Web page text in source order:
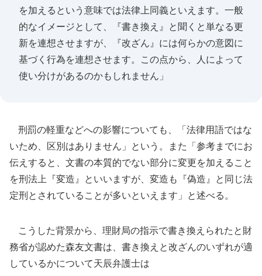
を加えるという意味では法律上同義といえます。一般
的なイメージとして、『書き換え』と聞くと単なる更
新を連想させますが、『改ざん』には何らかの意図に
基づく行為を連想させます。この点から、人によって
使い分けがあるのかもしれません」
刑罰の軽重などへの影響についても、「法律用語ではな
いため、区別はありません」という。また「参考までにお
伝えすると、文書の本質的でない部分に変更を加えること
を刑法上『変造』といいますが、変造も『偽造』と同じ法
定刑とされていることが多いといえます」と述べる。
こうした背景から、理財局の指示で書き換えられたと財
務省が認めた森友文書は、書き換えと改ざんのいずれが適
しているかについて天辰弁護士は